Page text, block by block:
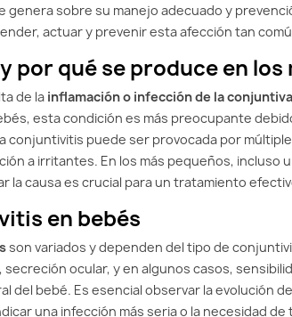
genera sobre su manejo adecuado y
actuar y prevenir esta afección tan
por qué se produce en los
de la inflamación o infección de la conjuntiva
esta condición es más preocupante
conjuntivitis puede ser provocada por
a irritantes. En los más pequeños, incluso
causa es crucial para un tratamiento
en bebés
son variados y dependen del tipo de
ocular, y en algunos casos,
del bebé. Es esencial observar la evolución
una infección más seria o la necesidad